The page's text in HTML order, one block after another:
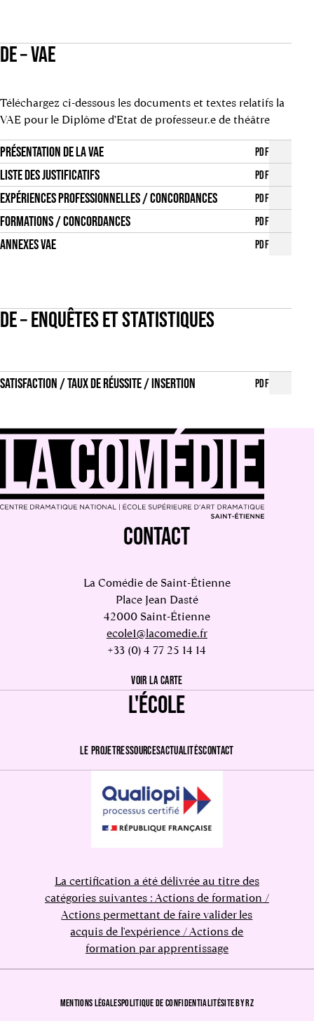
DE – VAE
Téléchargez ci-dessous les documents et textes relatifs la
VAE pour le Diplôme d’Etat de professeur.e de théâtre
PRÉSENTATION DE LA VAE PDF
LISTE DES JUSTIFICATIFS PDF
EXPÉRIENCES PROFESSIONNELLES / CONCORDANCES PDF
FORMATIONS / CONCORDANCES PDF
ANNEXES VAE PDF
DE – ENQUÊTES ET STATISTIQUES
SATISFACTION / TAUX DE RÉUSSITE / INSERTION PDF
CONTACT
La Comédie de Saint-Étienne
Place Jean Dasté
42000 Saint-Étienne
ecole1@lacomedie.fr
+33 (0) 4 77 25 14 14
VOIR LA CARTE
L'ÉCOLE
LE PROJETRESSOURCESACTUALITÉSCONTACT
La certification a été délivrée au titre des
catégories suivantes : Actions de formation /
Actions permettant de faire valider les
acquis de l'expérience / Actions de
formation par apprentissage
MENTIONS LÉGALESPOLITIQUE DE CONFIDENTIALITÉSITE BY RZ